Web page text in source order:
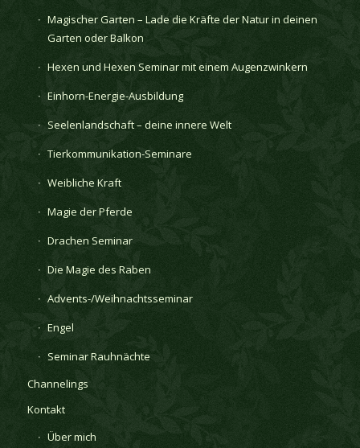
Magischer Garten – Lade die Kräfte der Natur in deinen
Garten oder Balkon
Hexen und Hexen Seminar mit einem Augenzwinkern
Einhorn-Energie-Ausbildung
Seelenlandschaft – deine innere Welt
Tierkommunikation-Seminare
Weibliche Kraft
Magie der Pferde
Drachen Seminar
Die Magie des Raben
Advents-/Weihnachtsseminar
Engel
Seminar Rauhnächte
Channelings
Kontakt
Über mich